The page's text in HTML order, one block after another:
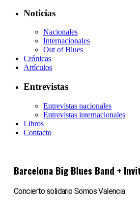
Noticias
Nacionales
Internacionales
Out of Blues
Crónicas
Artículos
Entrevistas
Entrevistas nacionales
Entrevistas internacionales
Libros
Contacto
Barcelona Big Blues Band +
Concierto solidario Somos Valencia